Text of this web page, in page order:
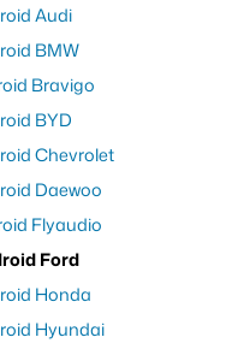
Audi
BMW
Bravigo
BYD
Chevrolet
Daewoo
Flyaudio
Ford
Honda
Hyundai